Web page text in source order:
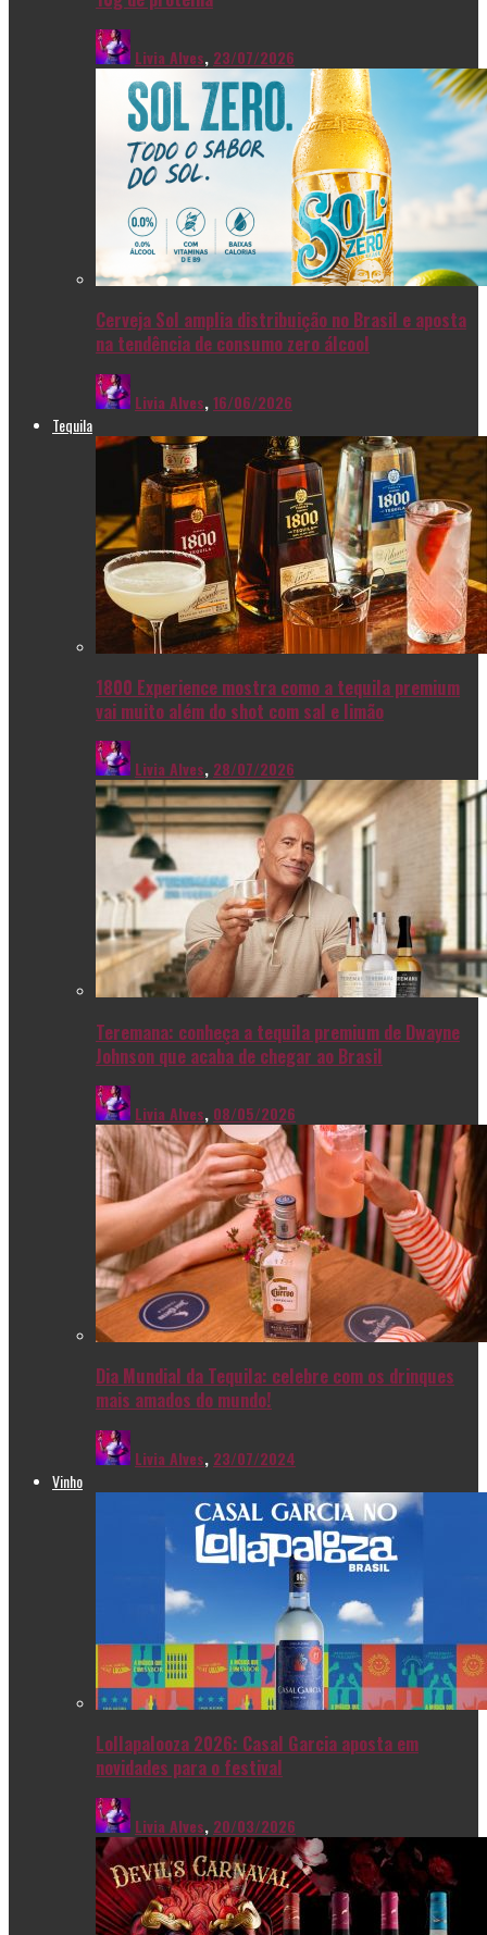
Livia Alves, 23/07/2026
Cerveja Sol amplia distribuição no Brasil e aposta
na tendência de consumo zero álcool
Livia Alves,16/06/2026
Tequila
1800 Experience mostra como a tequila premium
vai muito além do shot com sal e limão
Livia Alves, 28/07/2026
Teremana: conheça a tequila premium de Dwayne
Johnson que acaba de chegar ao Brasil
Livia Alves, 08/05/2026
Dia Mundial da Tequila: celebre com os drinques
mais amados do mundo!
Livia Alves, 23/07/2024
Vinho
Lollapalooza 2026: Casal Garcia aposta em
novidades para o festival
Livia Alves, 20/03/2026